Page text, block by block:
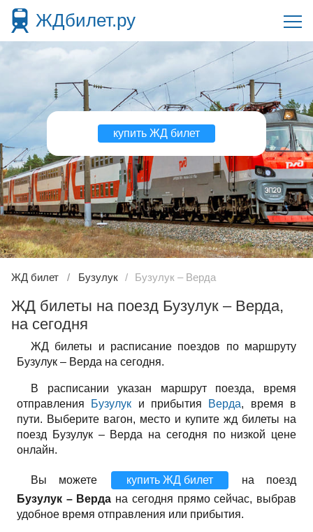
ЖДбилет.ру
купить ЖД билет
ЖД билет Бузулук Бузулук – Верда
ЖД билеты на поезд Бузулук – Верда,
на сегодня
ЖД билеты и расписание поездов по маршруту
Бузулук – Верда на сегодня.
В расписании указан маршрут поезда, время
отправления Бузулук и прибытия Верда, время в
пути. Выберите вагон, место и купите жд билеты на
поезд Бузулук – Верда на сегодня по низкой цене
онлайн.
Вы можете купить ЖД билет
на поезд
Бузулук – Верда на сегодня прямо сейчас, выбрав
удобное время отправления или прибытия.